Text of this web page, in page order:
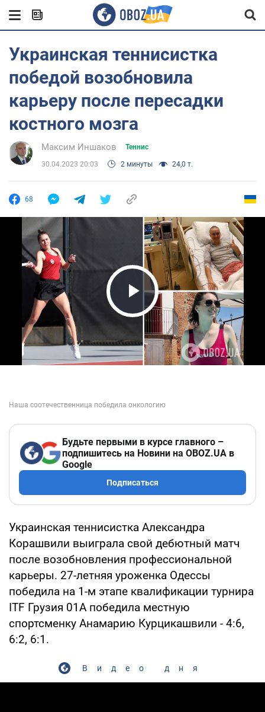
Украинская теннисистка
победой возобновила
карьеру после пересадки
костного мозга
Максим Иншаков Теннис
30.04.2023 20:03 2 минуты 24,0 т.
68
Play Video
Будьте первыми в курсе главного –
подпишитесь на Новини на OBOZ.UA в
Google
Подписаться
Украинская теннисистка Александра
Корашвили выиграла свой дебютный матч
после возобновления профессиональной
карьеры. 27-летняя уроженка Одессы
победила на 1-м этапе квалификации турнира
ITF Грузия 01A победила местную
спортсменку Анамарию Курцикашвили - 4:6,
6:2, 6:1.
Видео дня